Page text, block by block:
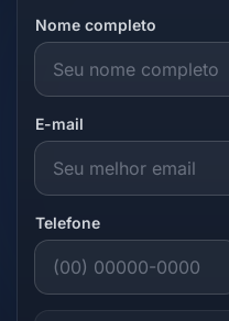
Nome completo
E-mail
Telefone